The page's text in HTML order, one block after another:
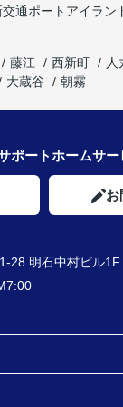
通ポートアイラン
藤江 西新町
人
大蔵谷 朝霧
ポートホームサー
お
28 明石中村ビル1F